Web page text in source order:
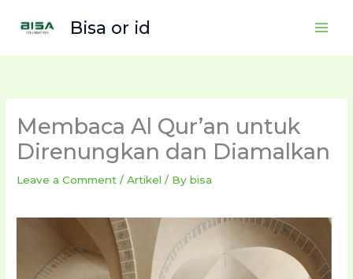
Bisa or id
Membaca Al Qur’an untuk
Direnungkan dan Diamalkan
Leave a Comment /Artikel / Bybisa